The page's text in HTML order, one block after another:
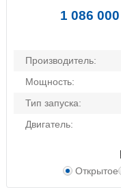
Производитель:
Мощность:
Тип запуска:
Двигатель:
Открытое
1 086 000